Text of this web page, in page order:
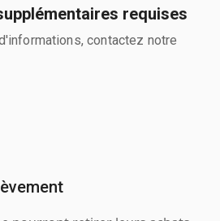
requises
contactez notre